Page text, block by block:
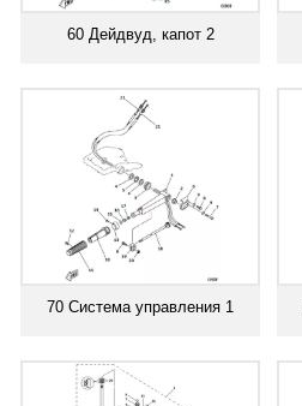
60 Дейдвуд, капот 2
70 Система управления 1